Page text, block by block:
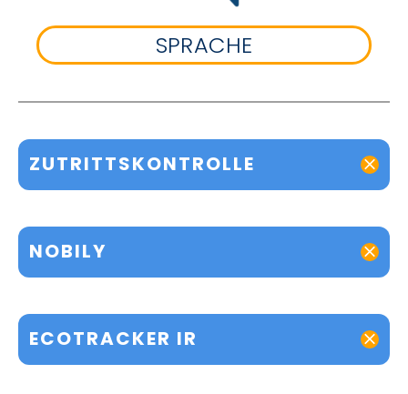
SPRACHE
ZUTRITTSKONTROLLE
NOBILY
ECOTRACKER IR